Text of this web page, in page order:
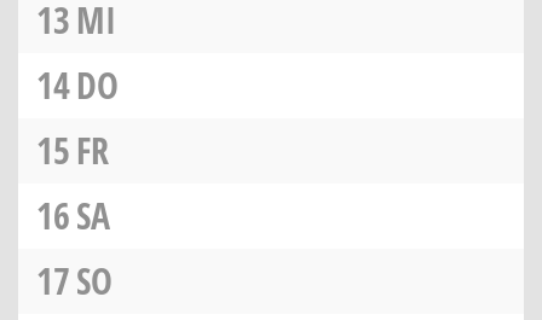
13MI
14DO
15FR
16SA
17SO